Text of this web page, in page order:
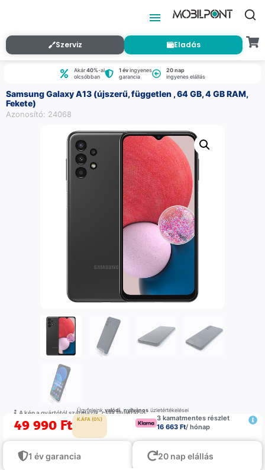
Szerviz Eladás
Akár40%-al
olcsóbban
1 évingyenes
garancia
20 nap
ingyenes elállás
Samsung Galaxy A13 (újszerű, független , 64 GB, 4 GB RAM,
Fekete)
Azonosító: 24068
A kép a gyártótól származik, csak illustráció
Ügyfeleinkvalódi,nyilvánosüzletértékelései
49 990 Ft K.ÁFA (0%)
3 kamatmentes részlet
16 663 Ft/ hónap
1 év garancia 20 nap elállás